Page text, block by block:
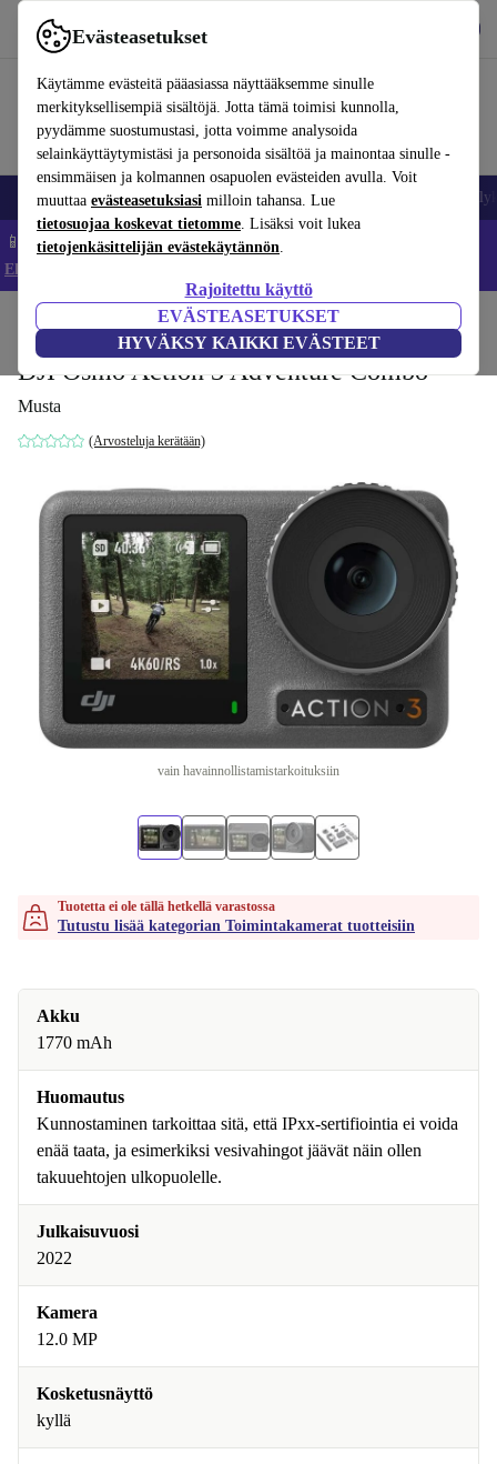
Evästeasetukset
Käytämme evästeitä pääasiassa näyttääksemme sinulle
merkityksellisempiä sisältöjä. Jotta tämä toimisi kunnolla,
pyydämme suostumustasi, jotta voimme analysoida
selainkäyttäytymistäsi ja personoida sisältöä ja mainontaa sinulle -
ensimmäisen ja kolmannen osapuolen evästeiden avulla. Voit
muuttaa evästeasetuksiasi milloin tahansa. Lue
tietosuojaa koskevat tietomme. Lisäksi voit lukea
tietojenkäsittelijän evästekäytännön.
Rajoitettu käyttö
EVÄSTEASETUKSET
HYVÄKSY KAIKKI EVÄSTEET
Käytä refurbed-palvelua nopeasti ja helposti
Matkapuhelimet ja älypuhelimet Kannettavat tietokoneet
📱 Säästä 5 % LISÄÄ iPhoneista – Koodi: IPHONEDEAL –
Ehdot ja säännöt
Kamerat Toimintakamerat
DJI Osmo Action 3 Adventure Combo
Musta
(Arvosteluja kerätään)
vain havainnollistamistarkoituksiin
Tuotetta ei ole tällä hetkellä varastossa
Tutustu lisää kategorian Toimintakamerat tuotteisiin
Akku
1770 mAh
Huomautus
Kunnostaminen tarkoittaa sitä, että IPxx-sertifiointia ei voida
enää taata, ja esimerkiksi vesivahingot jäävät näin ollen
takuuehtojen ulkopuolelle.
Julkaisuvuosi
2022
Kamera
12.0 MP
Kosketusnäyttö
kyllä